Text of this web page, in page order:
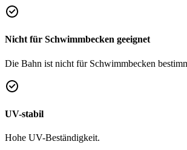
Nicht für Schwimmbecken geeignet
Die Bahn ist nicht für Schwimmbecken
UV-stabil
Hohe UV-Beständigkeit.